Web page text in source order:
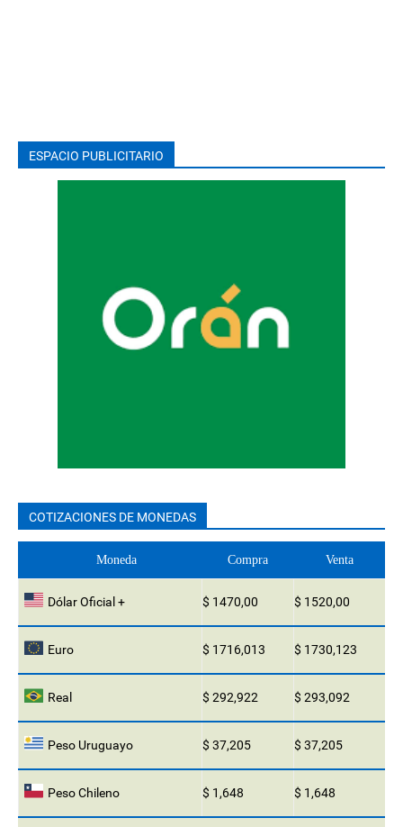
ESPACIO PUBLICITARIO
COTIZACIONES DE MONEDAS
Moneda Compra Venta
Dólar Oficial + $ 1470,00 $ 1520,00
Euro $ 1716,013 $ 1730,123
Real $ 292,922 $ 293,092
Peso Uruguayo $ 37,205 $ 37,205
Peso Chileno $ 1,648 $ 1,648